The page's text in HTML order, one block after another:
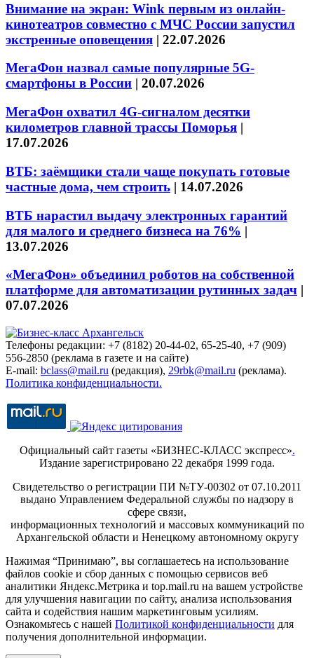
Внимание на экран: Wink первым из онлайн-
кинотеатров совместно с МЧС России запустил
экстренные оповещения | 22.07.2026
МегаФон назвал самые популярные 5G-
смартфоны в России | 20.07.2026
МегаФон охватил 4G-сигналом десятки
километров главной трассы Поморья |
17.07.2026
ВТБ: заёмщики стали чаще покупать готовые
частные дома, чем строить | 14.07.2026
ВТБ нарастил выдачу электронных гарантий
для малого и среднего бизнеса на 76% |
13.07.2026
«МегаФон» объединил роботов на собственной
платформе для автоматизации рутинных задач |
07.07.2026
Телефоны редакции: +7 (8182) 20-44-02, 65-25-40, +7 (909)
556-2850 (реклама в газете и на сайте)
E-mail: bclass@mail.ru (редакция), 29rbk@mail.ru (реклама).
Политика конфиденциальности.
Официальный сайт газеты «БИЗНЕС-КЛАСС экспресс».
Издание зарегистрировано 22 декабря 1999 года.
Свидетельство о регистрации ПИ №ТУ-00302 от 07.10.2011
выдано Управлением Федеральной службы по надзору в
сфере связи,
информационных технологий и массовых коммуникаций по
Архангельской области и Ненецкому автономному округу
Нажимая “Принимаю”, вы соглашаетесь на использование
файлов cookie и сбор данных с помощью сервисов веб
аналитики Яндекс.Метрика и top.mail.ru на вашем устройстве
для улучшения навигации по сайту, анализа использования
сайта и содействия нашим маркетинговым усилиям.
Ознакомьтесь с нашей Политикой конфиденциальности для
получения дополнительной информации.